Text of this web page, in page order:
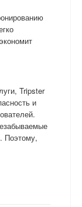
Tripster
и
Поэтому,